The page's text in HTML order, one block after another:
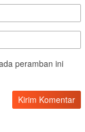
peramban ini